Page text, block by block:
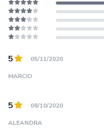
5 05/11/2020
MARCIO
5 08/10/2020
ALEANDRA